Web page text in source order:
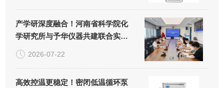
产学研深度融合！河南省科学院化
学研究所与予华仪器共建联合实验
室正式揭牌
2026-07-22
高效控温更稳定！密闭低温循环泵